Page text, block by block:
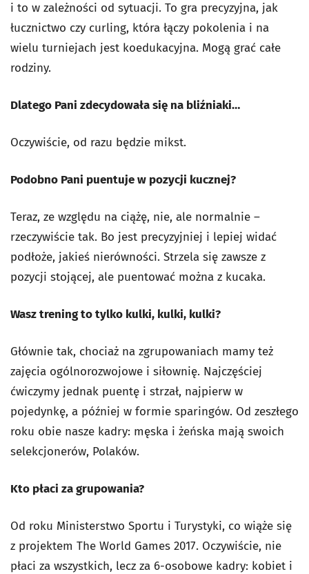
i to w zależności od sytuacji. To gra precyzyjna, jak
łucznictwo czy curling, która łączy pokolenia i na
wielu turniejach jest koedukacyjna. Mogą grać całe
rodziny.
Dlatego Pani zdecydowała się na bliźniaki…
Oczywiście, od razu będzie mikst.
Podobno Pani puentuje w pozycji kucznej?
Teraz, ze względu na ciążę, nie, ale normalnie –
rzeczywiście tak. Bo jest precyzyjniej i lepiej widać
podłoże, jakieś nierówności. Strzela się zawsze z
pozycji stojącej, ale puentować można z kucaka.
Wasz trening to tylko kulki, kulki, kulki?
Głównie tak, chociaż na zgrupowaniach mamy też
zajęcia ogólnorozwojowe i siłownię. Najczęściej
ćwiczymy jednak puentę i strzał, najpierw w
pojedynkę, a później w formie sparingów. Od zeszłego
roku obie nasze kadry: męska i żeńska mają swoich
selekcjonerów, Polaków.
Kto płaci za grupowania?
Od roku Ministerstwo Sportu i Turystyki, co wiąże się
z projektem The World Games 2017. Oczywiście, nie
płaci za wszystkich, lecz za 6-osobowe kadry: kobiet i